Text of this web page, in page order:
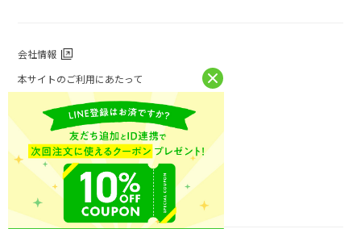
会社情報
本サイトのご利用にあたって
個人情報保護方針
個人情報取扱について
特定商取引法に基づく表記
お問い合わせ
ニチレイフーズ公式ホームページ